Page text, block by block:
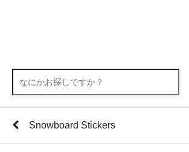
Snowboard Stickers